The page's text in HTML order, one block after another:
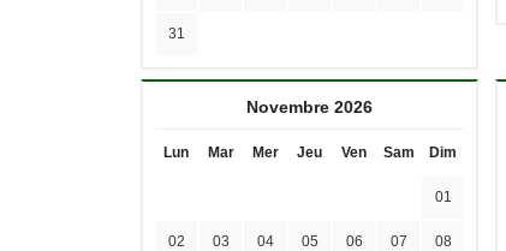
31
Novembre 2026
Lun Mar Mer Jeu Ven Sam Dim
01
02 03 04 05 06 07 08